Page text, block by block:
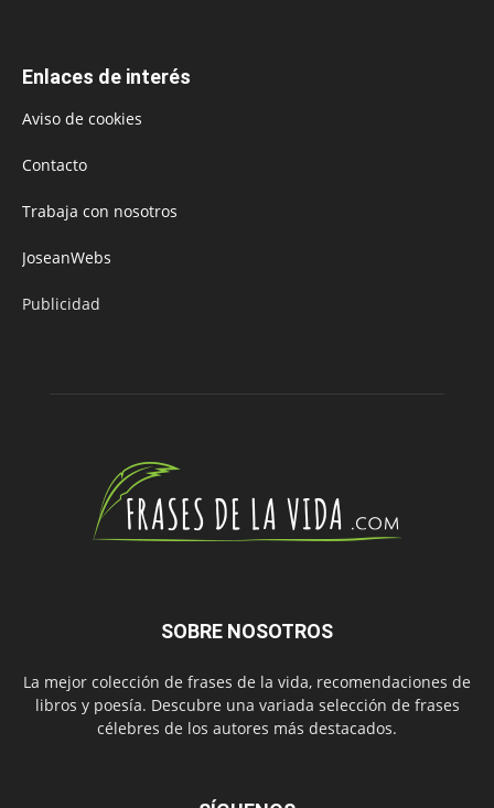
Enlaces de interés
Aviso de cookies
Contacto
Trabaja con nosotros
JoseanWebs
Publicidad
SOBRE NOSOTROS
La mejor colección de frases de la vida, recomendaciones de
libros y poesía. Descubre una variada selección de frases
célebres de los autores más destacados.